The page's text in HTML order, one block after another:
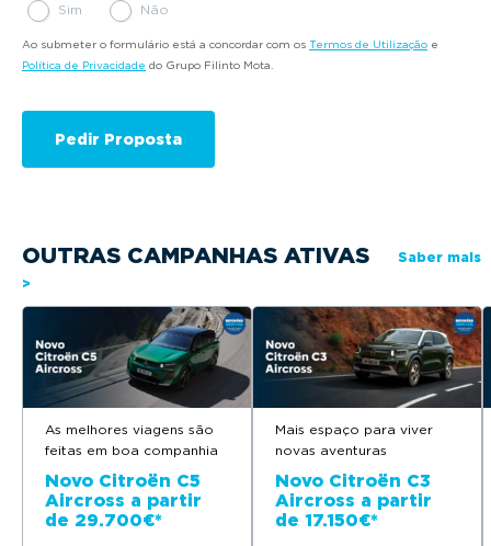
Sim Não
Ao submeter o formulário está a concordar com os Termos de Utilização e
Política de Privacidade do Grupo Filinto Mota.
OUTRAS CAMPANHAS ATIVAS
Saber mais
>
As melhores viagens são
feitas em boa companhia
Novo Citroën C5
Aircross a partir
de 29.700€*
Mais espaço para viver
novas aventuras
Novo Citroën C3
Aircross a partir
de 17.150€*